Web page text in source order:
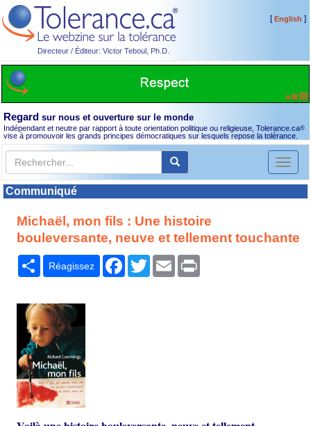
Directeur / Éditeur: Victor Teboul, Ph.D.
[English ]
Regard sur nous et ouverture sur le monde
Indépendant et neutre par rapport à toute orientation politique ou religieuse, Tolerance.ca®
vise à promouvoir les grands principes démocratiques sur lesquels repose la tolérance.
Toggle
Communiqué
Michaël, mon fils : Une histoire
bouleversante, neuve et tellement touchante
Partager
Réagissez Facebook
TwitterEmail